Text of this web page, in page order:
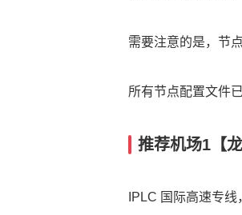
需要注意的是，节
所有节点配置文件
推荐机场1【龙
IPLC 国际高速专